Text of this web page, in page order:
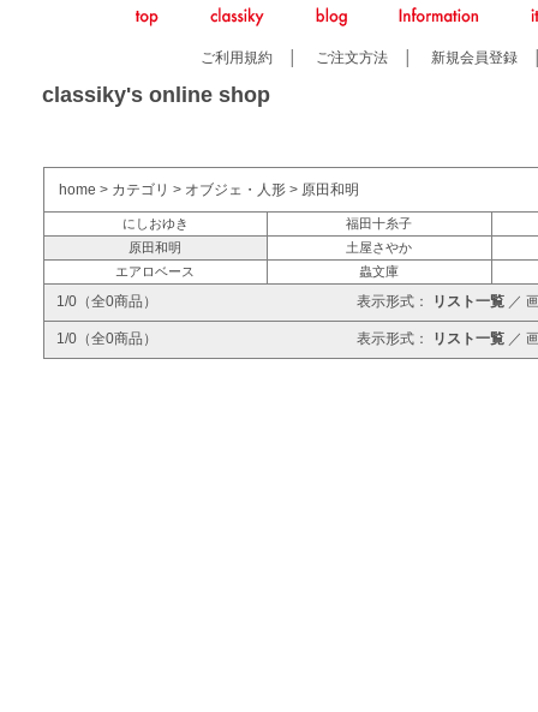
ご利用規約 ご注文方法 新規会員登録
classiky's online shop
home > カテゴリ > オブジェ・人形 > 原田和明
にしおゆき
福田十糸子
原田和明
土屋さやか
エアロベース
蟲文庫
1/0（全0商品） 表示形式： リスト一覧 ／
1/0（全0商品） 表示形式： リスト一覧 ／